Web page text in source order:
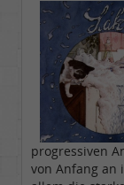
progressiven
von Anfang an